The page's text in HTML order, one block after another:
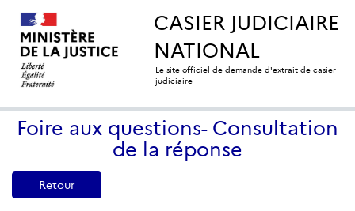
CASIER JUDICIAIRE
NATIONAL
Le site officiel de demande d'extrait de casier
judiciaire
Foire aux questions- Consultation
de la réponse
Retour